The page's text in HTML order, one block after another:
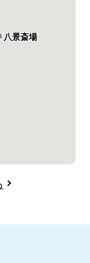
八景斎場